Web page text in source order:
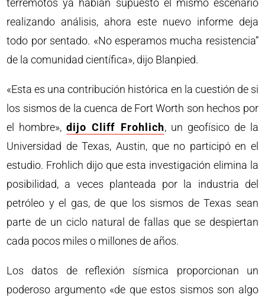
terremotos ya habían supuesto el mismo escenario
realizando análisis, ahora este nuevo informe deja
todo por sentado. «No esperamos mucha resistencia”
de la comunidad científica», dijo Blanpied.
«Esta es una contribución histórica en la cuestión de si
los sismos de la cuenca de Fort Worth son hechos por
el hombre»,dijo Cliff Frohlich, un geofísico de la
Universidad de Texas, Austin, que no participó en el
estudio. Frohlich dijo que esta investigación elimina la
posibilidad, a veces planteada por la industria del
petróleo y el gas, de que los sismos de Texas sean
parte de un ciclo natural de fallas que se despiertan
cada pocos miles o millones de años.
Los datos de reflexión sísmica proporcionan un
poderoso argumento «de que estos sismos son algo